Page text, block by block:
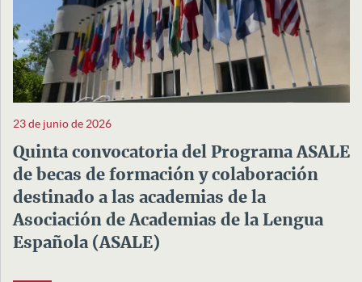
23 de junio de 2026
Quinta convocatoria del Programa ASALE
de becas de formación y colaboración
destinado a las academias de la
Asociación de Academias de la Lengua
Española (ASALE)